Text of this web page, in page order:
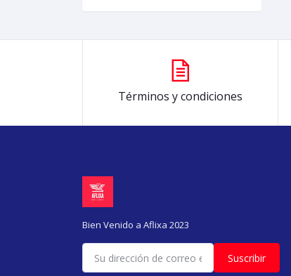
Términos y condiciones
Bien Venido a Aflixa 2023
Suscribir